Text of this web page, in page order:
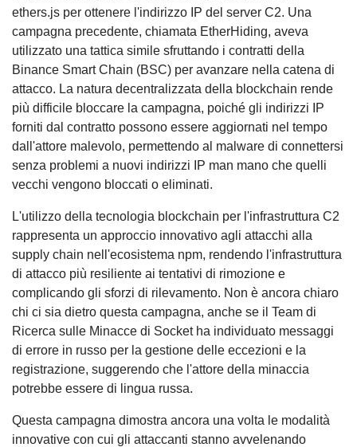
ethers.js per ottenere l'indirizzo IP del server C2. Una
campagna precedente, chiamata EtherHiding, aveva
utilizzato una tattica simile sfruttando i contratti della
Binance Smart Chain (BSC) per avanzare nella catena di
attacco. La natura decentralizzata della blockchain rende
più difficile bloccare la campagna, poiché gli indirizzi IP
forniti dal contratto possono essere aggiornati nel tempo
dall'attore malevolo, permettendo al malware di connettersi
senza problemi a nuovi indirizzi IP man mano che quelli
vecchi vengono bloccati o eliminati.
L'utilizzo della tecnologia blockchain per l'infrastruttura C2
rappresenta un approccio innovativo agli attacchi alla
supply chain nell'ecosistema npm, rendendo l'infrastruttura
di attacco più resiliente ai tentativi di rimozione e
complicando gli sforzi di rilevamento. Non è ancora chiaro
chi ci sia dietro questa campagna, anche se il Team di
Ricerca sulle Minacce di Socket ha individuato messaggi
di errore in russo per la gestione delle eccezioni e la
registrazione, suggerendo che l'attore della minaccia
potrebbe essere di lingua russa.
Questa campagna dimostra ancora una volta le modalità
innovative con cui gli attaccanti stanno avvelenando